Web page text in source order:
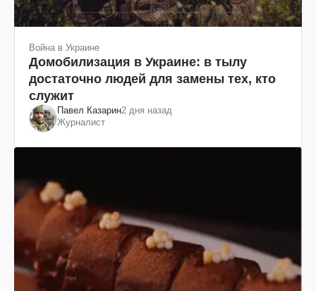
Война в Украине
Домобилизация в Украине: в тылу
достаточно людей для замены тех, кто
служит
Павел Казарин2 дня назад
Журналист